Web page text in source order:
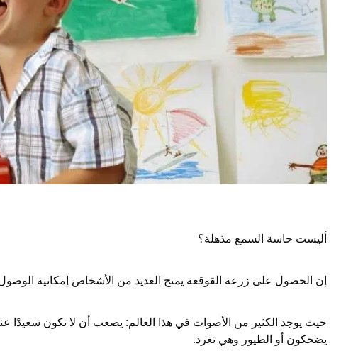
أليست حاسة السمع مذهلة؟
إن الحصول على زرعة القوقعة يمنح العديد من الأشخاص إمكانية
حيث يوجد الكثير من الأصوات في هذا العالم: يصعب أن لا تكون سعيدًا
يضحكون أو الطيور وهي تغرد.